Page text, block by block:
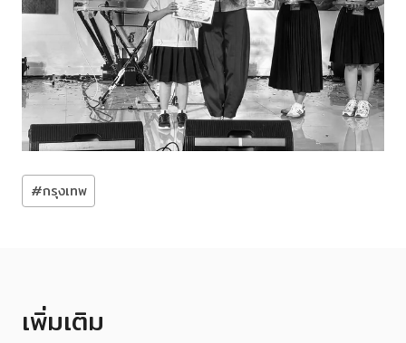
Post
Tags:
#กรุงเทพ
เพิ่มเติม